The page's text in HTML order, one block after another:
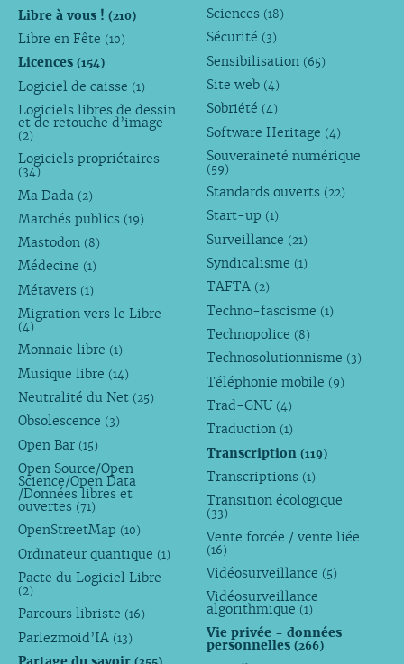
Libre à vous ! (210)
Libre en Fête (10)
Licences (154)
Logiciel de caisse (1)
Logiciels libres de dessin
et de retouche d’image
(2)
Logiciels propriétaires
(34)
Ma Dada (2)
Marchés publics (19)
Mastodon (8)
Médecine (1)
Métavers (1)
Migration vers le Libre
(4)
Monnaie libre (1)
Musique libre (14)
Neutralité du Net (25)
Obsolescence (3)
Open Bar (15)
Open Source/Open
Science/Open Data
/Données libres et
ouvertes (71)
OpenStreetMap (10)
Ordinateur quantique (1)
Pacte du Logiciel Libre
(2)
Parcours libriste (16)
Parlezmoid’IA (13)
Sciences (18)
Sécurité (3)
Sensibilisation (65)
Site web (4)
Sobriété (4)
Software Heritage (4)
Souveraineté numérique
(59)
Standards ouverts (22)
Start-up (1)
Surveillance (21)
Syndicalisme (1)
TAFTA (2)
Techno-fascisme (1)
Technopolice (8)
Technosolutionnisme (3)
Téléphonie mobile (9)
Trad-GNU (4)
Traduction (1)
Transcription(119)
Transcriptions (1)
Transition écologique
(33)
Vente forcée / vente liée
(16)
Vidéosurveillance (5)
Vidéosurveillance
algorithmique (1)
Vie privée - données
personnelles(266)